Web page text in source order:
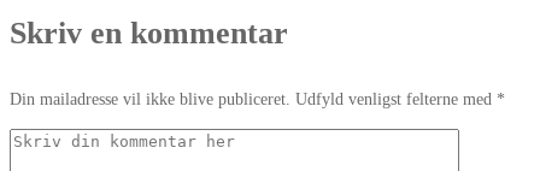
Skriv en kommentar
Din mailadresse vil ikke blive publiceret. Udfyld venligst felterne med *